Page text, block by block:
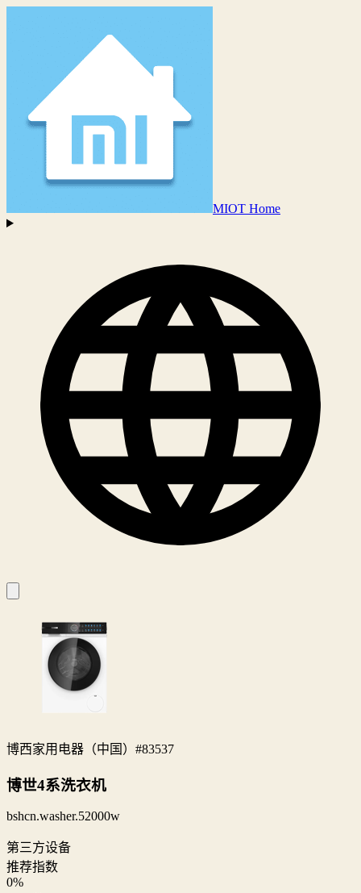
MIOT Home
博西家用电器（中国） #83537
博世4系洗衣机
bshcn.washer.52000w
第三方设备
推荐指数
0%